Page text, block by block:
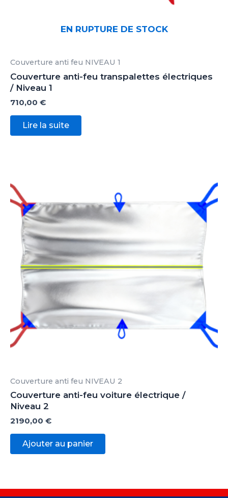
EN RUPTURE DE STOCK
Couverture anti feu NIVEAU 1
Couverture anti-feu transpalettes électriques
/ Niveau 1
710,00 €
Lire la suite
Couverture anti feu NIVEAU 2
Couverture anti-feu voiture électrique /
Niveau 2
2190,00 €
Ajouter au panier